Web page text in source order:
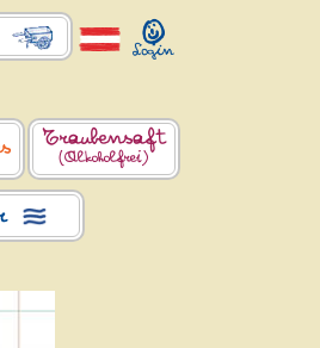
Traubensaft
(Alkoholfrei)